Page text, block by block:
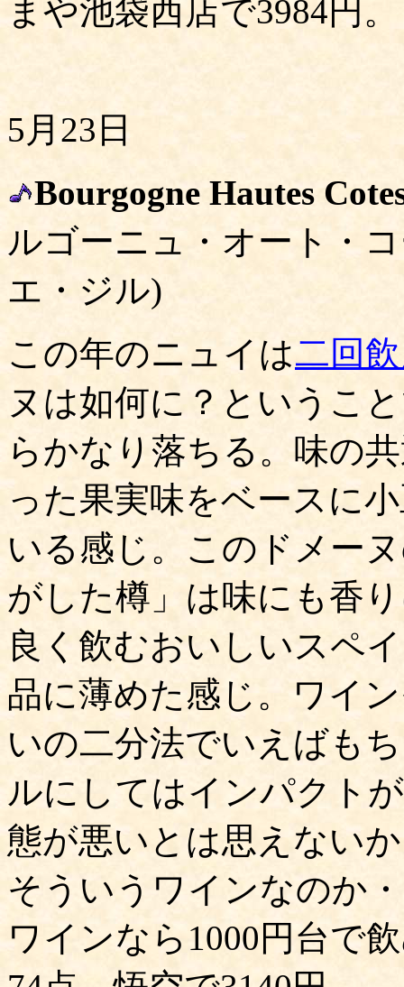
まや池袋西店で3984円。
5月23日
Bourgogne Hautes
ルゴーニュ・オート・
エ・ジル)
この年のニュイは二回
ヌは如何に？というこ
らかなり落ちる。味の
った果実味をベースに
いる感じ。このドメー
がした樽」は味にも香
良く飲むおいしいスペ
品に薄めた感じ。ワイ
いの二分法でいえばも
ルにしてはインパクト
態が悪いとは思えない
そういうワインなのか
ワインなら1000円台で